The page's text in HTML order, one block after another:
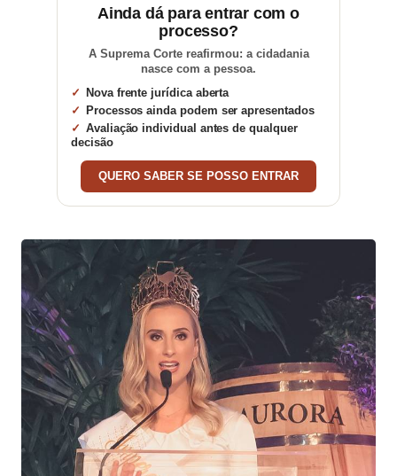
Ainda dá para entrar com o
processo?
A Suprema Corte reafirmou: a cidadania
nasce com a pessoa.
Nova frente jurídica aberta
Processos ainda podem ser apresentados
Avaliação individual antes de qualquer
decisão
QUERO SABER SE POSSO ENTRAR